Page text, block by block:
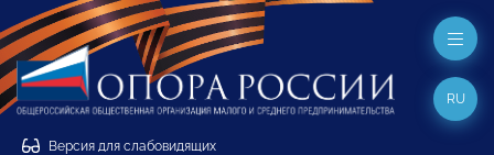
Версия для слабовидящих
RU